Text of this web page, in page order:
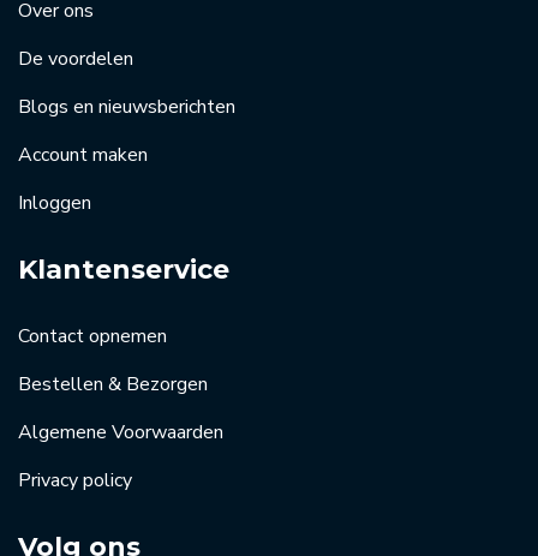
Over ons
De voordelen
Blogs en nieuwsberichten
Account maken
Inloggen
Klantenservice
Contact opnemen
Bestellen & Bezorgen
Algemene Voorwaarden
Privacy policy
Volg ons